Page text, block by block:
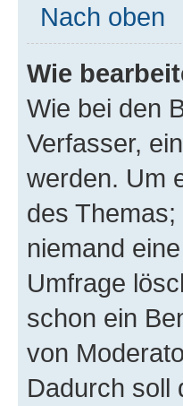
Nach oben
Wie
Wie bei den
Verfasser,
werden. Um
des
niemand
Umfrage
schon ein
von
Dadurch soll